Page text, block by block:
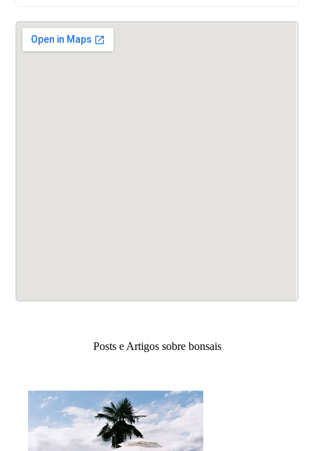
Posts e Artigos sobre bonsais